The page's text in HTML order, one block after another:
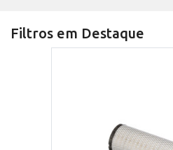
Filtros em Destaque